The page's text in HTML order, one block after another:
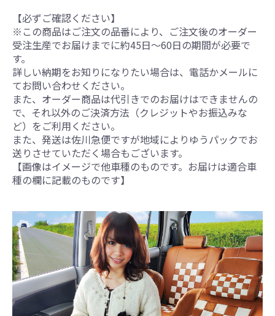
【必ずご確認ください】
※この商品はご注文の品番により、ご注文後のオーダー
受注生産でお届けまでに約45日～60日の期間が必要で
す。
詳しい納期をお知りになりたい場合は、電話かメールに
てお問い合わせください。
また、オーダー商品は代引きでのお届けはできませんの
で、それ以外のご決済方法（クレジットやお振込みな
ど）をご利用ください。
また、発送は佐川急便ですが地域によりゆうパックでお
送りさせていただく場合もございます。
【画像はイメージで他車種のものです。お届けは適合車
種の欄に記載のものです】